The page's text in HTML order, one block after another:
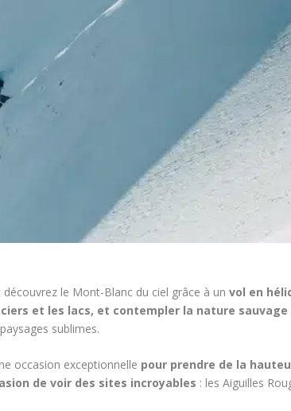
découvrez le Mont-Blanc du ciel grâce à un vol en
et les lacs, et contempler la nature sauvage
sublimes.
occasion exceptionnelle pour prendre de la
de voir des sites incroyables : les Aiguilles